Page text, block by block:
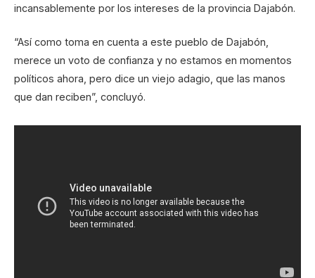
incansablemente por los intereses de la provincia Dajabón.
“Así como toma en cuenta a este pueblo de Dajabón,
merece un voto de confianza y no estamos en momentos
políticos ahora, pero dice un viejo adagio, que las manos
que dan reciben”, concluyó.